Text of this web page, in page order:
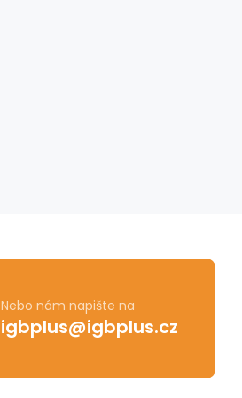
Nebo nám napište na
igbplus@igbplus.cz